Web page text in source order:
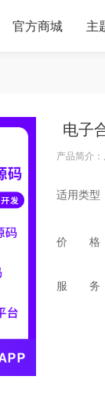
官方商城 主
电子
产品简介
适用类型
价 格
服 务